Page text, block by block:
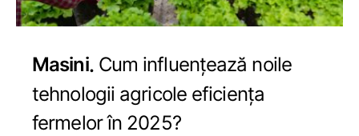
Masini Cum influențează noile
tehnologii agricole eficiența
fermelor în 2025?